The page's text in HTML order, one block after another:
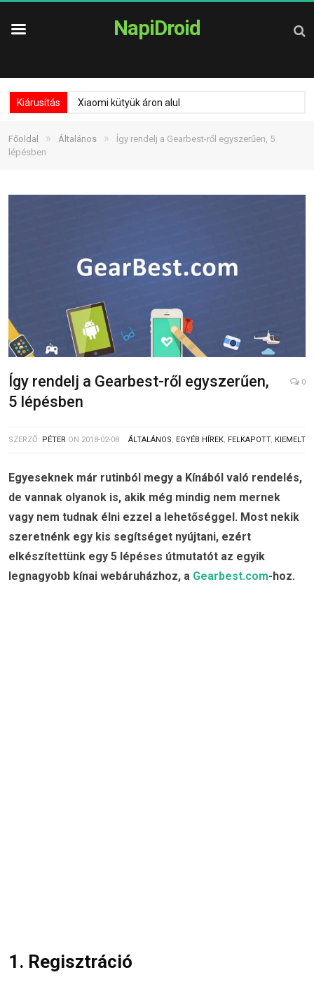
NapiDroid
Kiárusítás Xiaomi kütyük áron alul
Főoldal » Általános »
Így rendelj a Gearbest-ről egyszerűen, 5
lépésben
Így rendelj a Gearbest-ről egyszerűen,
5 lépésben
0
SZERZŐ: PÉTER ON 2018-02-08 ÁLTALÁNOS, EGYÉB HÍREK, FELKAPOTT, KIEMELT
Egyeseknek már rutinból megy a Kínából való rendelés,
de vannak olyanok is, akik még mindig nem mernek
vagy nem tudnak élni ezzel a lehetőséggel. Most nekik
szeretnénk egy kis segítséget nyújtani, ezért
elkészítettünk egy 5 lépéses útmutatót az egyik
legnagyobb kínai webáruházhoz, a Gearbest.com-hoz.
1. Regisztráció